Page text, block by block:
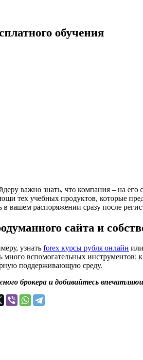
обучения
важно знать, что компания – на его
тех учебных продуктов, которые
вашем распоряжении сразу после
сайта и
узнать forex курсы рубля онлайн
вспомогательных инструментов:
поддерживающую среду.
брокера и добивайтесь